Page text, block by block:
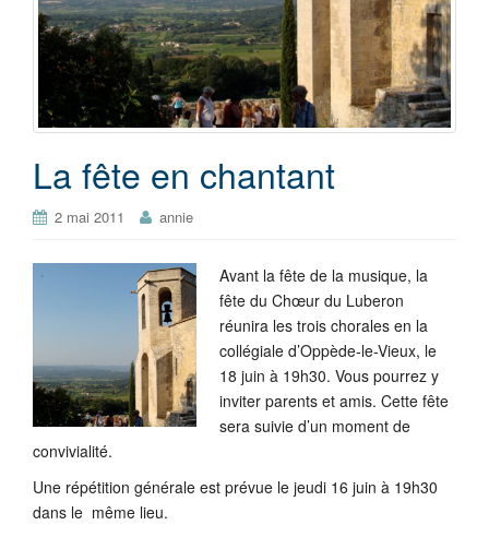
La fête en chantant
2 mai 2011 annie
Avant la fête de la musique, la
fête du Chœur du Luberon
réunira les trois chorales en la
collégiale d’Oppède-le-Vieux, le
18 juin à 19h30. Vous pourrez y
inviter parents et amis. Cette fête
sera suivie d’un moment de
convivialité.
Une répétition générale est prévue le jeudi 16 juin à 19h30
dans le même lieu.